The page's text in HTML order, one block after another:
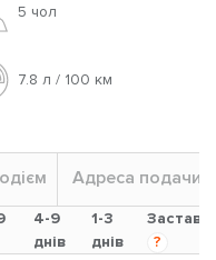
5 чoл
7.8 л / 100 км
Адреса подачи
4-9
днів
1-3
днів
Застава
?